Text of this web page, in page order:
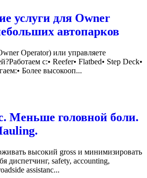
услуги для Owner
автопарков
Operator) или управляете
с:• Reefer• Flatbed• Step Deck•
Более высокооп...
Меньше головной боли.
высокий gross и минимизировать
диспетчинг, safety, accounting,
assistanc...